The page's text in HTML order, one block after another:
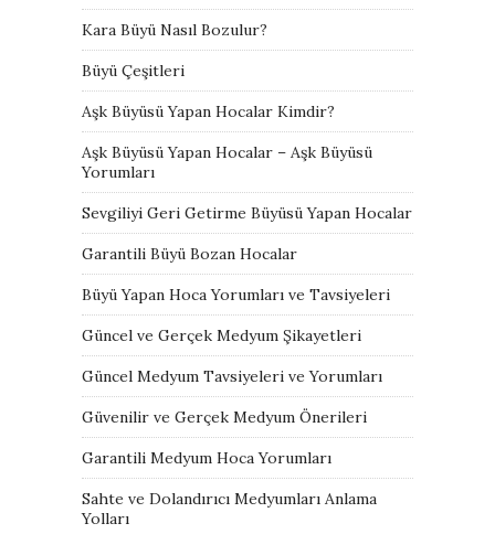
Kara Büyü Nasıl Bozulur?
Büyü Çeşitleri
Aşk Büyüsü Yapan Hocalar Kimdir?
Aşk Büyüsü Yapan Hocalar – Aşk Büyüsü
Yorumları
Sevgiliyi Geri Getirme Büyüsü Yapan Hocalar
Garantili Büyü Bozan Hocalar
Büyü Yapan Hoca Yorumları ve Tavsiyeleri
Güncel ve Gerçek Medyum Şikayetleri
Güncel Medyum Tavsiyeleri ve Yorumları
Güvenilir ve Gerçek Medyum Önerileri
Garantili Medyum Hoca Yorumları
Sahte ve Dolandırıcı Medyumları Anlama
Yolları